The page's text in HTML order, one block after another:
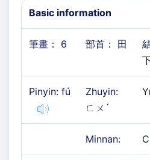
Basic information
筆畫： 6 部首： 田
Pinyin: fú
Zhuyin:
ㄈㄨˊ
Minnan: